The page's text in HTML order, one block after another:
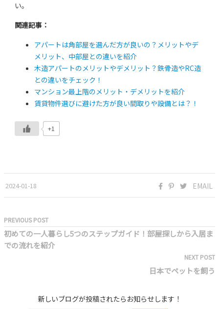
い。
関連記事：
アパートは角部屋を選んだ方が良いの？メリットやデ
メリット、中部屋との違いを紹介
木造アパートのメリットやデメリット？鉄骨造やRC造
との違いをチェック！
マンション最上階のメリット・デメリットを紹介
賃貸物件選びに避けた方が良い間取りや設備とは？！
+1
2024-01-18 EMAIL
PREVIOUS POST
初めての一人暮らし5つのステップガイド！部屋探しから入居ま
での流れを紹介
NEXT POST
日本でペットを飼う
新しいブログが投稿されたらお知らせします！